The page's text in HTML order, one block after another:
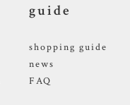
guide
shopping guide
news
FAQ